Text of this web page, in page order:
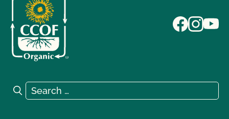
Search for:
Search